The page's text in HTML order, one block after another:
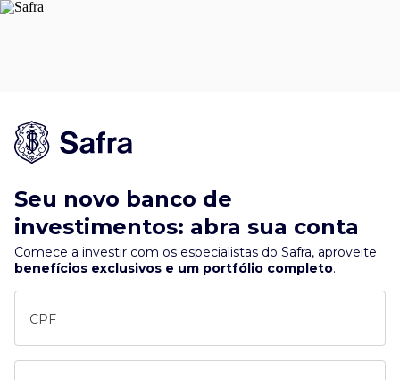
Seu novo banco de
investimentos: abra sua conta
Comece a investir com os especialistas do Safra, aproveite
benefícios exclusivos e um portfólio completo.
CPF